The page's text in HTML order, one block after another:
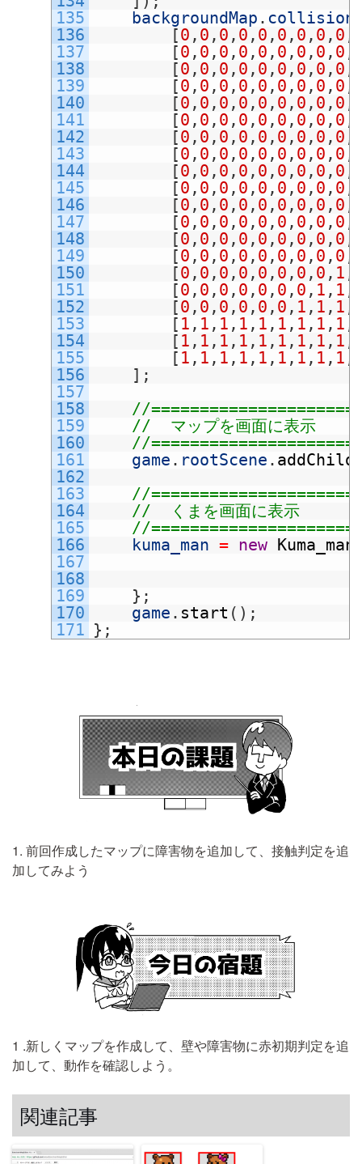
135
136
137
138
139
140
141
142
143
144
145
146
147
148
149
150
151
152
153
154
155
156
157
158
159
160
161
162
163
164
165
166
167
168
169
170
171
backgroundMap .
[0 , 0 , 0 , 0 , 0 , 0 , 0 , 0 , 0 ,
[0 , 0 , 0 , 0 , 0 , 0 , 0 , 0 , 0 ,
[0 , 0 , 0 , 0 , 0 , 0 , 0 , 0 , 0 ,
[0 , 0 , 0 , 0 , 0 , 0 , 0 , 0 , 0 ,
[0 , 0 , 0 , 0 , 0 , 0 , 0 , 0 , 0 ,
[0 , 0 , 0 , 0 , 0 , 0 , 0 , 0 , 0 ,
[0 , 0 , 0 , 0 , 0 , 0 , 0 , 0 , 0 ,
[0 , 0 , 0 , 0 , 0 , 0 , 0 , 0 , 0 ,
[0 , 0 , 0 , 0 , 0 , 0 , 0 , 0 , 0 ,
[0 , 0 , 0 , 0 , 0 , 0 , 0 , 0 , 0 ,
[0 , 0 , 0 , 0 , 0 , 0 , 0 , 0 , 0 ,
[0 , 0 , 0 , 0 , 0 , 0 , 0 , 0 , 0 ,
[0 , 0 , 0 , 0 , 0 , 0 , 0 , 0 , 0 ,
[0 , 0 , 0 , 0 , 0 , 0 , 0 , 0 , 0 ,
[0 , 0 , 0 , 0 , 0 , 0 , 0 , 0 , 1 ,
[0 , 0 , 0 , 0 , 0 , 0 , 0 , 1 , 1 ,
[0 , 0 , 0 , 0 , 0 , 0 , 1 , 1 , 1 ,
[ 1 , 1 , 1 , 1 , 1 , 1 , 1 , 1 , 1 ,
[ 1 , 1 , 1 , 1 , 1 , 1 , 1 , 1 , 1 ,
[ 1 , 1 , 1 , 1 , 1 , 1 , 1 , 1 , 1 ,
] ;
//
//  マップを画面に表示
//
game . rootScene . addChild
//
//  くまを画面に表示
//
kuma_man = new Kuma_man
} ;
game . start ( ) ;
} ;
1. 前回作成したマップに障害物を追加して、接触判定を追
加してみよう
1 .新しくマップを作成して、壁や障害物に赤初期判定を追
加して、動作を確認しよう。
関連記事